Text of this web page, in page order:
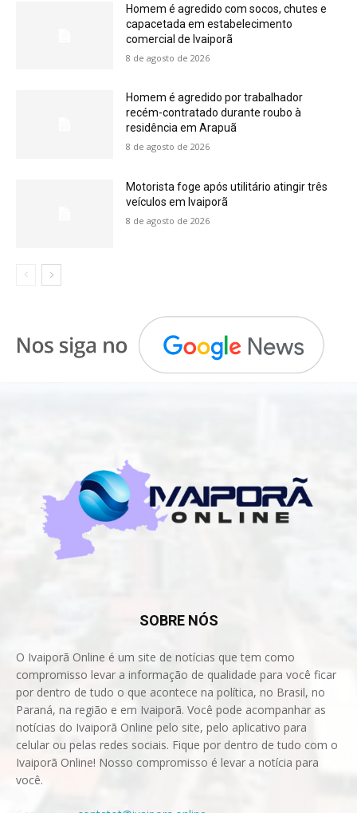
Homem é agredido com socos, chutes e
capacetada em estabelecimento
comercial de Ivaiporã
8 de agosto de 2026
Homem é agredido por trabalhador
recém-contratado durante roubo à
residência em Arapuã
8 de agosto de 2026
Motorista foge após utilitário atingir três
veículos em Ivaiporã
8 de agosto de 2026
SOBRE NÓS
O Ivaiporã Online é um site de notícias que tem como
compromisso levar a informação de qualidade para você ficar
por dentro de tudo o que acontece na política, no Brasil, no
Paraná, na região e em Ivaiporã. Você pode acompanhar as
notícias do Ivaiporã Online pelo site, pelo aplicativo para
celular ou pelas redes sociais. Fique por dentro de tudo com o
Ivaiporã Online! Nosso compromisso é levar a notícia para
você.